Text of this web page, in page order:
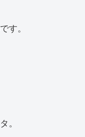
す。
。